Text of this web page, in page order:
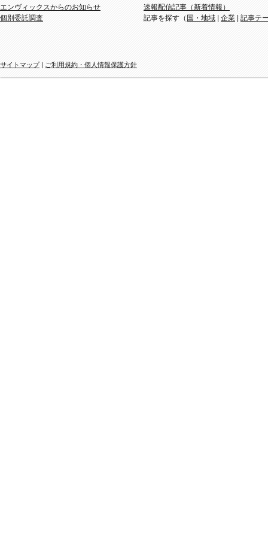
エンヴィックスからのお知らせ
個別委託調査
速報配信記事（新着情報）
記事を探す（ 国・地域 企業 記事テ
サイトマップ| ご利用規約・個人情報保護方針